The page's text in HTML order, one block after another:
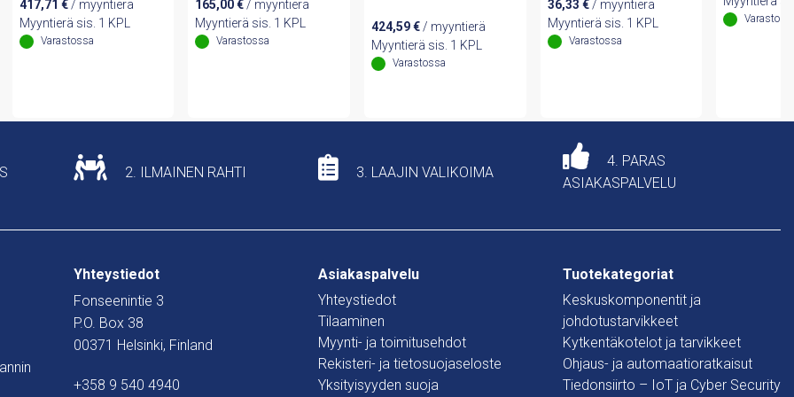
417,71 €/ myyntierä
Myyntierä sis. 1 KPL
Varastossa
165,00€ / myyntierä
Myyntierä sis. 1 KPL
Varastossa
424,59€ / myyntierä
Myyntierä sis. 1 KPL
Varastossa
36,33 €/ myyntierä
Myyntierä sis. 1 KPL
Varastossa
2. ILMAINEN RAHTI 3. LAAJIN VALIKOIMA
4. PARAS
ASIAKASPALVELU
Yhteystiedot
Fonseenintie 3
P.O. Box 38
00371 Helsinki, Finland
+358 9 540 4940
Asiakaspalvelu
Yhteystiedot
Tilaaminen
Myynti- ja toimitusehdot
Rekisteri- ja tietosuojaseloste
Yksityisyyden suoja
Tuotekategoriat
Keskuskomponentit ja
johdotustarvikkeet
Kytkentäkotelot ja tarvikkeet
Ohjaus- ja automaatioratkaisut
Tiedonsiirto – IoT ja Cyber Security